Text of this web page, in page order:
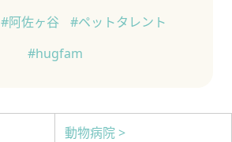
#阿佐ヶ谷
#ペットタレント
#hugfam
動物病院 >